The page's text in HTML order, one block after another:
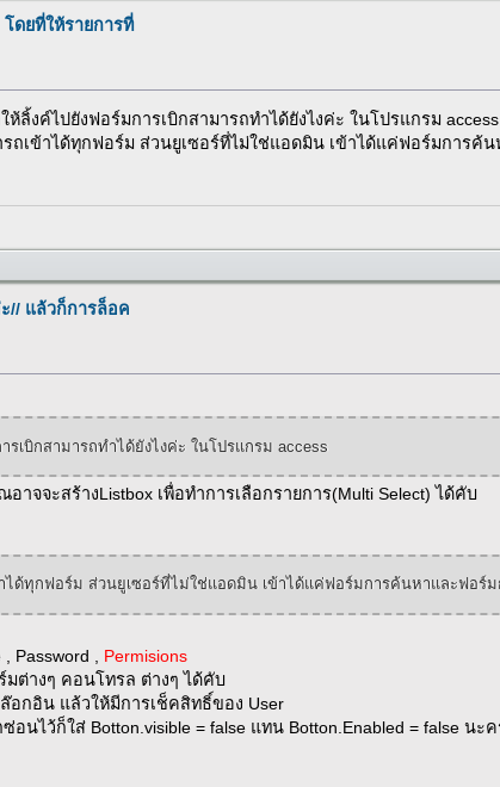
ดยที่ให้รายการที่
ลิ้งค์ไปยังฟอร์มการเบิกสามารถทำได้ยังไงค่ะ ในโปรแกรม access
ถเข้าได้ทุกฟอร์ม ส่วนยูเซอร์ที่ไม่ใช่แอดมิน เข้าได้แค่ฟอร์มการค้
// แล้วก็การล็อค
รเบิกสามารถทำได้ยังไงค่ะ ในโปรแกรม access
จจะสร้างListbox เพื่อทำการเลือกรายการ(Multi Select) ได้คับ
ด้ทุกฟอร์ม ส่วนยูเซอร์ที่ไม่ใช่แอดมิน เข้าได้แค่ฟอร์มการค้นหาและฟอร์ม
Password , Permisions
มต่างๆ คอนโทรล ต่างๆ ได้คับ
อกอิน แล้วให้มีการเช็คสิทธิ์ของ User
ไว้ก็ใส่ Botton.visible = false แทน Botton.Enabled = false นะ